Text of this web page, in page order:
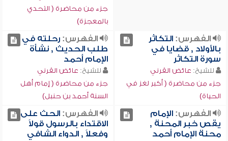
جزء من محاضرة ( التحدي
بالمعجزة)
الفهرس:التكاثر
بالأولاد , قضايا في
سورة التكاثر
للشيخ: عائض القرني
جزء من محاضرة ( أكبر لغز في
الحياة)
الفهرس:رحلته في
طلب الحديث , نشأة
الإمام أحمد
للشيخ: عائض القرني
جزء من محاضرة ( إمام أهل
السنة أحمد بن حنبل)
الفهرس:الإمام
يقص خبر المحنة ,
محنة الإمام أحمد
الفهرس:الحث على
الاقتداء بالرسول قولاً
وفعلاً , الدواء الشافي